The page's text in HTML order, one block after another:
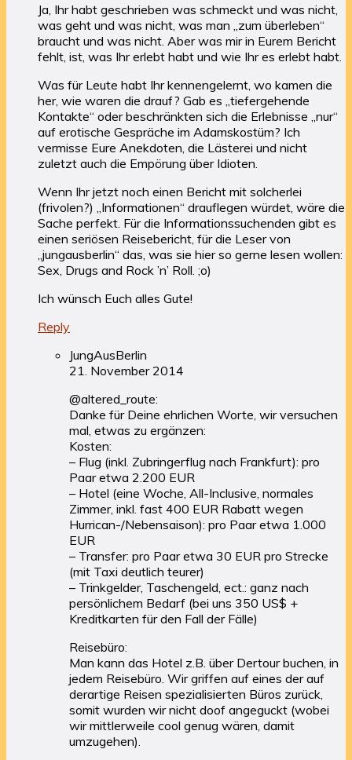
Ja, Ihr habt geschrieben was schmeckt und was nicht,
was geht und was nicht, was man „zum überleben“
braucht und was nicht. Aber was mir in Eurem Bericht
fehlt, ist, was Ihr erlebt habt und wie Ihr es erlebt habt.
Was für Leute habt Ihr kennengelernt, wo kamen die
her, wie waren die drauf? Gab es „tiefergehende
Kontakte“ oder beschränkten sich die Erlebnisse „nur“
auf erotische Gespräche im Adamskostüm? Ich
vermisse Eure Anekdoten, die Lästerei und nicht
zuletzt auch die Empörung über Idioten.
Wenn Ihr jetzt noch einen Bericht mit solcherlei
(frivolen?) „Informationen“ drauflegen würdet, wäre die
Sache perfekt. Für die Informationssuchenden gibt es
einen seriösen Reisebericht, für die Leser von
„jungausberlin“ das, was sie hier so gerne lesen wollen:
Sex, Drugs and Rock ’n’ Roll. ;o)
Ich wünsch Euch alles Gute!
Reply
JungAusBerlin
21. November 2014
@altered_route:
Danke für Deine ehrlichen Worte, wir versuchen
mal, etwas zu ergänzen:
Kosten:
– Flug (inkl. Zubringerflug nach Frankfurt): pro
Paar etwa 2.200 EUR
– Hotel (eine Woche, All-Inclusive, normales
Zimmer, inkl. fast 400 EUR Rabatt wegen
Hurrican-/Nebensaison): pro Paar etwa 1.000
EUR
– Transfer: pro Paar etwa 30 EUR pro Strecke
(mit Taxi deutlich teurer)
– Trinkgelder, Taschengeld, ect.: ganz nach
persönlichem Bedarf (bei uns 350 US$ +
Kreditkarten für den Fall der Fälle)
Reisebüro:
Man kann das Hotel z.B. über Dertour buchen, in
jedem Reisebüro. Wir griffen auf eines der auf
derartige Reisen spezialisierten Büros zurück,
somit wurden wir nicht doof angeguckt (wobei
wir mittlerweile cool genug wären, damit
umzugehen).